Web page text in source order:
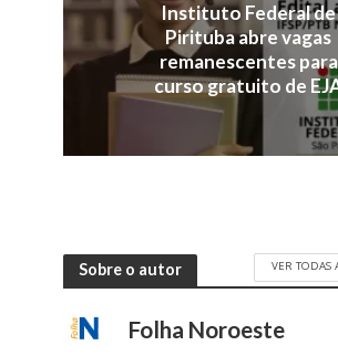
Instituto Federal de
Pirituba abre vagas
remanescentes para
curso gratuito de
Sobre o autor VER TODAS
Folha Noroeste